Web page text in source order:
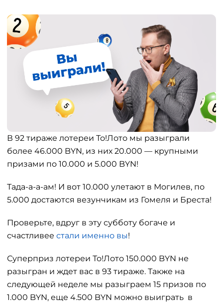
В 92 тираже лотереи То!Лото мы разыграли
более 46.000 BYN, из них 20.000 — крупными
призами по 10.000 и 5.000 BYN!
Тада-а-а-ам! И вот 10.000 улетают в Могилев, по
5.000 достаются везунчикам из Гомеля и Бреста!
Проверьте, вдруг в эту субботу богаче и
счастливее стали именно вы!
Суперприз лотереи То!Лото 150.000 BYN не
разыгран и ждет вас в 93 тираже. Также на
следующей неделе мы разыграем 15 призов по
1.000 BYN, еще 4.500 BYN можно выиграть в